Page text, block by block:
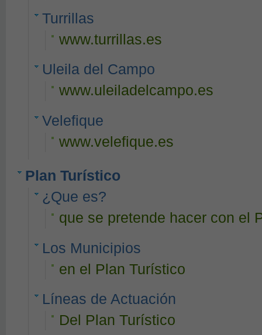
Turrillas
www.turrillas.es
Uleila del Campo
www.uleiladelcampo.es
Velefique
www.velefique.es
Plan Turístico
¿Que es?
que se pretende hacer con el
Los Municipios
en el Plan Turístico
Líneas de Actuación
Del Plan Turístico